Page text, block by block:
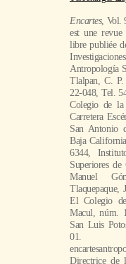
Encartes, Vol.
est une revue
libre publiée
Antropología
Tlalpan, C.
22-048, Tel.
Colegio de la
Carretera
San Antonio
Baja
6344,
Superiores
Manuel
El Colegio
Macul, núm.
San Luis
01.
Directrice de